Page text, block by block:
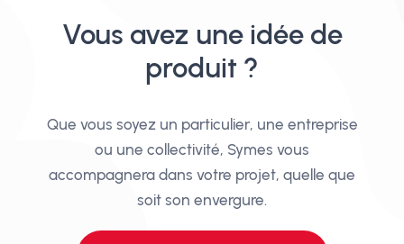
Vous avez une idée de
produit ?
Que vous soyez un particulier, une entreprise
ou une collectivité, Symes vous
accompagnera dans votre projet, quelle que
soit son envergure.